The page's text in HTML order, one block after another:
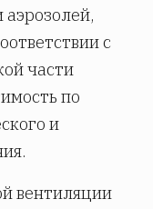
аэрозолей,
с
части
по
и
вентиляции